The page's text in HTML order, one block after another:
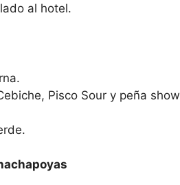
al hotel.
Pisco Sour y peña show